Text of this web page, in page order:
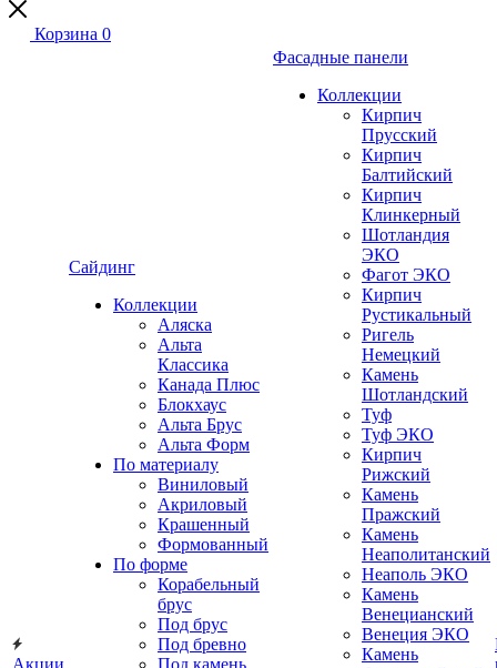
Корзина 0
Акции
Сайдинг
Коллекции
Аляска
Альта
Классика
Канада Плюс
Блокхаус
Альта Брус
Альта Форм
По материалу
Виниловый
Акриловый
Крашенный
Формованный
По форме
Корабельный
брус
Под брус
Под бревно
Под камень
Фасадные панели
Коллекции
Кирпич
Прусский
Кирпич
Балтийский
Кирпич
Клинкерный
Шотландия
ЭКО
Фагот ЭКО
Кирпич
Рустикальный
Ригель
Немецкий
Камень
Шотландский
Туф
Туф ЭКО
Кирпич
Рижский
Камень
Пражский
Камень
Неаполитанский
Неаполь ЭКО
Камень
Венецианский
Венеция ЭКО
Камень